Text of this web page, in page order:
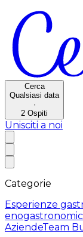
Cerca
Qualsiasi data
·
2 Ospiti
Unisciti a noi
Categorie
Esperienze
AziendeTeam